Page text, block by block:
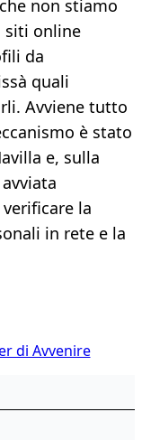
non stiamo
siti online
da
quali
Avviene tutto
è stato
e, sulla
la
in rete e la
di Avvenire